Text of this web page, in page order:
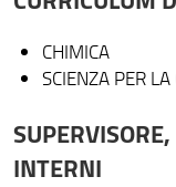
CHIMICA
SCIENZA PER
INTERNI